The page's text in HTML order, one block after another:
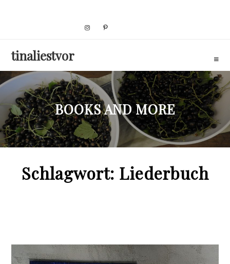
tinaliestvor
BOOKS AND MORE
Schlagwort: Liederbuch